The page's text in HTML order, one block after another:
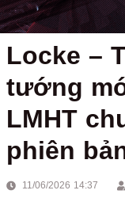
Locke –
tướng
LMHT
phiên
11/06/2026 14:37